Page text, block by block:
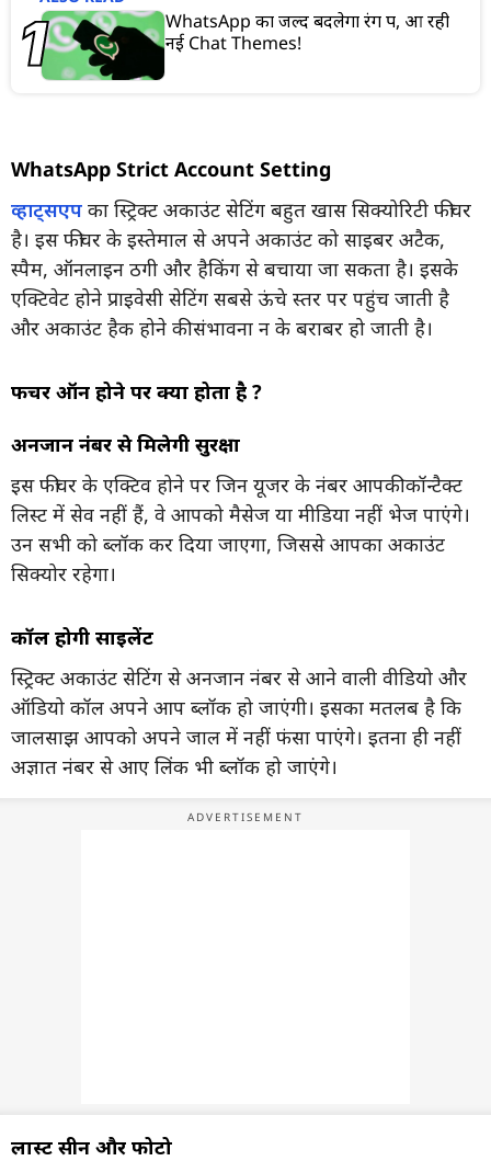
WhatsApp का जल्द बदलेगा रंग रूप, आ रही
नई Chat Themes!
WhatsApp Strict Account Setting
व्हाट्सएप का स्ट्रिक्ट अकाउंट सेटिंग बहुत खास सिक्योरिटी फीचर
है। इस फीचर के इस्तेमाल से अपने अकाउंट को साइबर अटैक,
स्पैम, ऑनलाइन ठगी और हैकिंग से बचाया जा सकता है। इसके
एक्टिवेट होने प्राइवेसी सेटिंग सबसे ऊंचे स्तर पर पहुंच जाती है
और अकाउंट हैक होने की संभावना न के बराबर हो जाती है।
फीचर ऑन होने पर क्या होता है ?
अनजान नंबर से मिलेगी सुरक्षा
इस फीचर के एक्टिव होने पर जिन यूजर के नंबर आपकी कॉन्टैक्ट
लिस्ट में सेव नहीं हैं, वे आपको मैसेज या मीडिया नहीं भेज पाएंगे।
उन सभी को ब्लॉक कर दिया जाएगा, जिससे आपका अकाउंट
सिक्योर रहेगा।
कॉल होगी साइलेंट
स्ट्रिक्ट अकाउंट सेटिंग से अनजान नंबर से आने वाली वीडियो और
ऑडियो कॉल अपने आप ब्लॉक हो जाएंगी। इसका मतलब है कि
जालसाझ आपको अपने जाल में नहीं फंसा पाएंगे। इतना ही नहीं
अज्ञात नंबर से आए लिंक भी ब्लॉक हो जाएंगे।
लास्ट सीन और फोटो